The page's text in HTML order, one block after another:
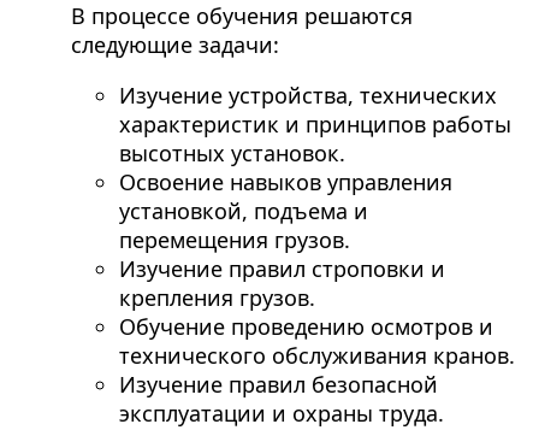
В процессе обучения решаются
следующие задачи:
Изучение устройства, технических
характеристик и принципов работы
высотных установок.
Освоение навыков управления
установкой, подъема и
перемещения грузов.
Изучение правил строповки и
крепления грузов.
Обучение проведению осмотров и
технического обслуживания кранов.
Изучение правил безопасной
эксплуатации и охраны труда.